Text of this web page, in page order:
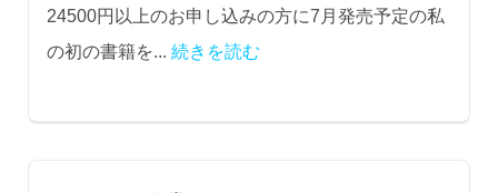
24500円以上のお申し込みの方に7月発売予定の私
の初の書籍を... 続きを読む